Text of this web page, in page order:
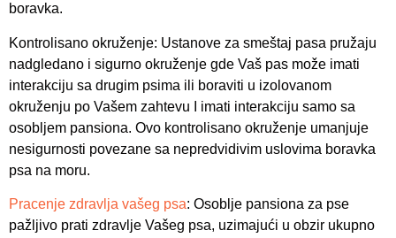
boravka.
Kontrolisano okruženje: Ustanove za smeštaj pasa pružaju
nadgledano i sigurno okruženje gde Vaš pas može imati
interakciju sa drugim psima ili boraviti u izolovanom
okruženju po Vašem zahtevu I imati interakciju samo sa
osobljem pansiona. Ovo kontrolisano okruženje umanjuje
nesigurnosti povezane sa nepredvidivim uslovima boravka
psa na moru.
Pracenje zdravlja vašeg psa: Osoblje pansiona za pse
pažljivo prati zdravlje Vašeg psa, uzimajući u obzir ukupno